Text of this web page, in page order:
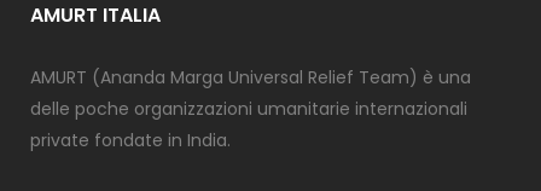
AMURT ITALIA
AMURT (Ananda Marga Universal Relief Team) è una
delle poche organizzazioni umanitarie internazionali
private fondate in India.